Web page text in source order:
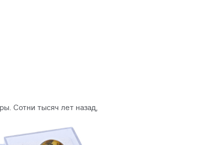
Сотни тысяч лет назад,